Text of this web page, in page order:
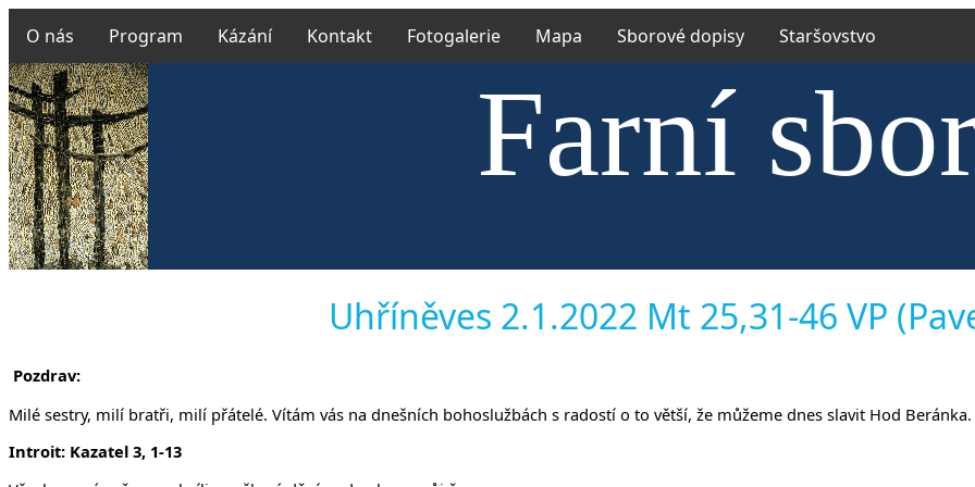
O nás Program Kázání Kontakt Fotogalerie Mapa Sborové dopisy Staršovstvo
Farní
Českobratrské
Uhříněves 2.1.2022 Mt 25,31-46 VP
Pozdrav:
Milé sestry, milí bratři, milí přátelé. Vítám vás na dnešních bohoslužbách s radostí o to větší, že můžeme dnes slavit Hod Beránka.
Introit: Kazatel 3, 1-13